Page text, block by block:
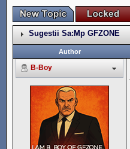
Sugestii Sa:Mp GFZONE
Author
B-Boy